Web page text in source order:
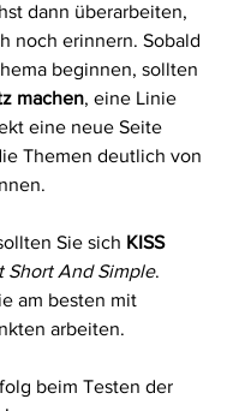
dann überarbeiten,
noch erinnern. Sobald
beginnen, sollten
machen, eine Linie
eine neue Seite
Themen deutlich von
Sie sich KISS
Short And Simple.
am besten mit
arbeiten.
beim Testen der